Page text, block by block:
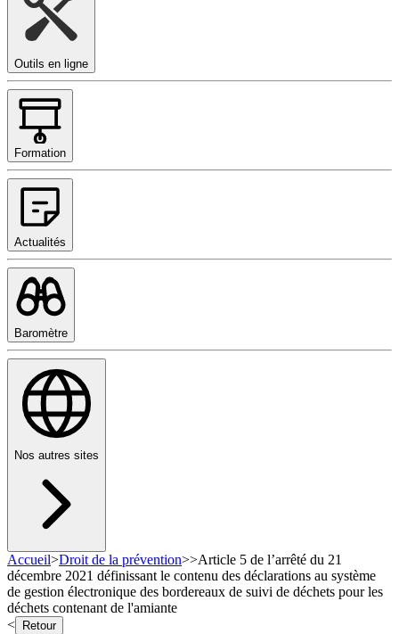
Outils en ligne
Formation
Actualités
Baromètre
Nos autres sites
Accueil>Droit de la prévention>>Article 5 de l’arrêté du 21
décembre 2021 définissant le contenu des déclarations au système
de gestion électronique des bordereaux de suivi de déchets pour les
déchets contenant de l'amiante
<
Retour